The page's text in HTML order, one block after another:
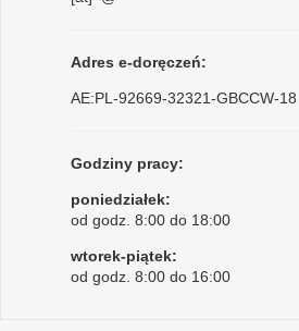
Adres e-doręczeń:
AE:PL-92669-32321-GBCCW-18
Godziny pracy:
poniedziałek:
od godz. 8:00 do 18:00
wtorek-piątek:
od godz. 8:00 do 16:00